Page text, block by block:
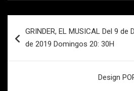
de
GRINDER, EL MUSICAL Del 9
de 2019 Domingos 20: 30H
Design